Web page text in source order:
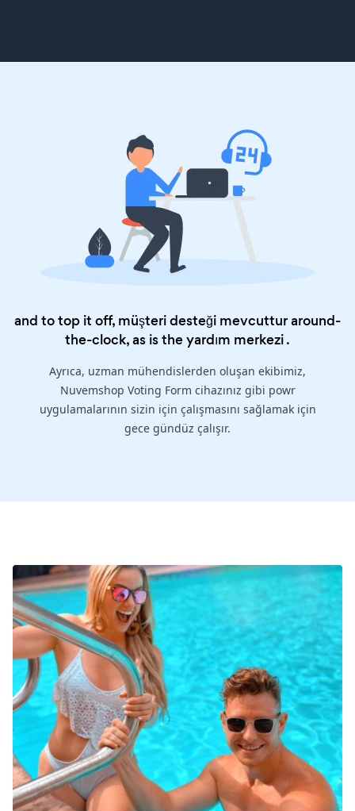
and to top it off, müşteri desteği mevcuttur around-
the-clock, as is theyardım merkezi.
Ayrıca, uzman mühendislerden oluşan ekibimiz,
Nuvemshop Voting Form cihazınız gibi powr
uygulamalarının sizin için çalışmasını sağlamak için
gece gündüz çalışır.